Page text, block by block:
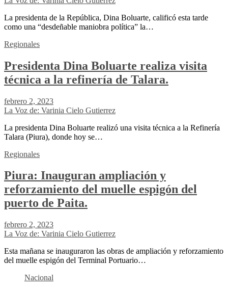
La presidenta de la República, Dina Boluarte, calificó esta tarde
como una “desdeñable maniobra política” la…
Regionales
Presidenta Dina Boluarte realiza visita
técnica a la refinería de Talara.
febrero 2, 2023
La Voz de: Varinia Cielo Gutierrez
La presidenta Dina Boluarte realizó una visita técnica a la Refinería
Talara (Piura), donde hoy se…
Regionales
Piura: Inauguran ampliación y
reforzamiento del muelle espigón del
puerto de Paita.
febrero 2, 2023
La Voz de: Varinia Cielo Gutierrez
Esta mañana se inauguraron las obras de ampliación y reforzamiento
del muelle espigón del Terminal Portuario…
Nacional